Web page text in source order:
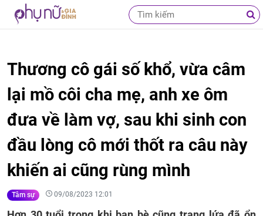
Thương cô gái số khổ, vừa câm
lại mồ côi cha mẹ, anh xe ôm
đưa về làm vợ, sau khi sinh con
đầu lòng cô mới thốt ra câu này
khiến ai cũng rùng mình
Tâm sự 09/08/2023 12:01